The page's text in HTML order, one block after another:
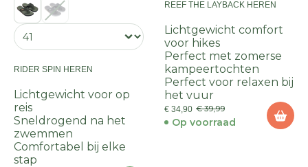
RIDER SPIN HEREN
Lichtgewicht voor op
reis
Sneldrogend na het
zwemmen
Comfortabel bij elke
stap
REEF THE LAYBACK HEREN
Lichtgewicht comfort
voor hikes
Perfect met zomerse
kampeertochten
Perfect voor relaxen bij
het vuur
€ 34,90 € 39,99
Op voorraad